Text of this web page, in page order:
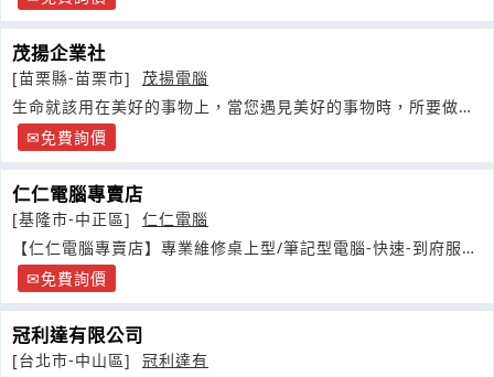
茂揚企業社
[苗栗縣-苗栗市]
茂揚電腦
生命就該用在美好的事物上，當您遇見美好的事物時，所要做的
事，就是把它分享給您四周的人
免費詢價
仁仁電腦專賣店
[基隆市-中正區]
仁仁電腦
【仁仁電腦專賣店】專業維修桌上型/筆記型電腦-快速-到府服
務- 免費詢價
冠利達有限公司
[台北市-中山區]
冠利達有